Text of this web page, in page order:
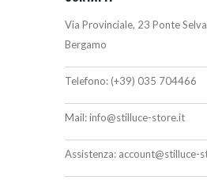
Via Provinciale, 23 Ponte
Bergamo
Telefono: (+39) 035 704466
Mail:info@stilluce-store.it
Assistenza: account@stilluce-